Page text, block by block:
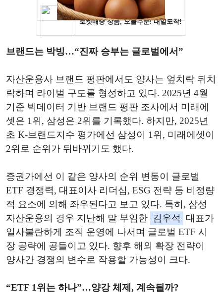
브랜드는 박빙…“진짜 승부는 글로벌에서”
자산운용사 브랜드 평판에서도 양사는 엎치락 뒤치
락하며 라이벌 구도를 형성하고 있다. 2025년 4월
기준 빅데이터 기반 브랜드 평판 조사에서 미래에
셋은 1위, 삼성은 2위를 기록했다. 하지만, 2025년
초 K‑브랜드지수 평가에선 삼성이 1위, 미래에셋이
2위로 순위가 뒤바뀌기도 했다.
증권가에선 이 같은 양사의 순위 변동이 글로벌
ETF 경쟁력, 대표이사 리더십, ESG 전략 등 비정량
적 요소에 의해 좌우된다고 보고 있다. 특히, 삼성
자산운용의 경우 지난해 말 부임한 김우석
대표가
일사불란하게 조직 운영에 나서며 글로벌 ETF 시
장 공략에 공들이고 있다. 향후 해외 확장 전략이
양사간 경쟁의 변수로 작용할 가능성이 크다.
“ETF 1위는 하나”…양강 체제, 계속될까?